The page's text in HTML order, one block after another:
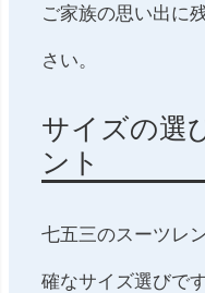
ご家族の思い出に
さい。
サイズの選
ント
七五三のスーツレ
確なサイズ選びで